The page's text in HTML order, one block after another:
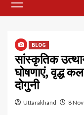
Menu
BLOG
सांस्कृतिक
घोषणाएं, वृद्ध
दोगुनी
Uttarakhand 8